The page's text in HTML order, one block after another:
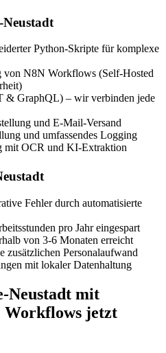
Neustadt
Python-Skripte für komplexe
von N8N Workflows (Self-Hosted
& GraphQL) – wir verbinden jede
und E-Mail-Versand
und umfassendes Logging
mit OCR und KI-Extraktion
Fehler durch automatisierte
pro Jahr eingespart
von 3-6 Monaten erreicht
zusätzlichen Personalaufwand
mit lokaler Datenhaltung
Neustadt mit
jetzt